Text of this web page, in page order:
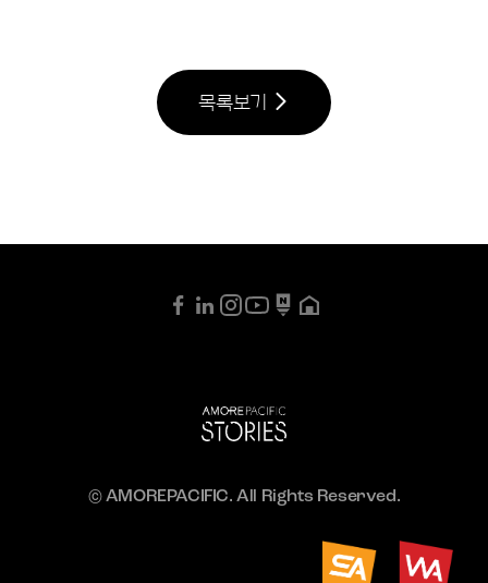
목록보기
© AMOREPACIFIC. All Rights Reserved.